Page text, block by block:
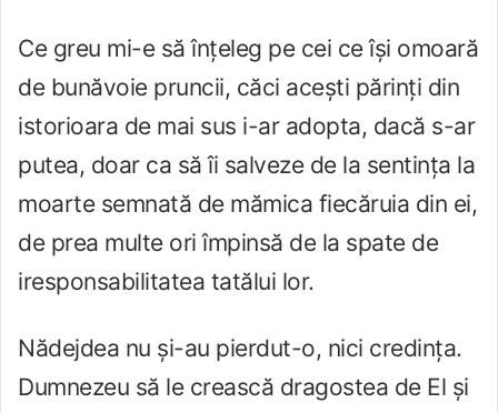
Ce greu mi-e să înțeleg pe cei ce își omoară
de bunăvoie pruncii, căci acești părinți din
istorioara de mai sus i-ar adopta, dacă s-ar
putea, doar ca să îi salveze de la sentința la
moarte semnată de mămica fiecăruia din ei,
de prea multe ori împinsă de la spate de
iresponsabilitatea tatălui lor.
Nădejdea nu și-au pierdut-o, nici credința.
Dumnezeu să le crească dragostea de El și